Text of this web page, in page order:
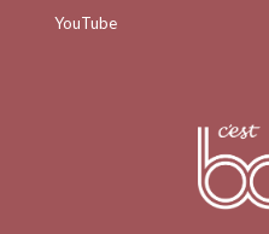
YouTube